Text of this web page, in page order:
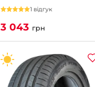
1 відгук
3 043 грн